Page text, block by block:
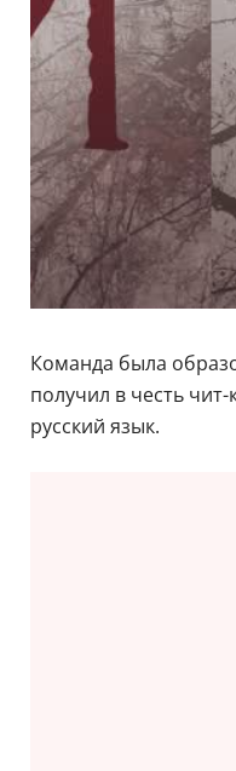
Команда была
получил в честь
русский язык.